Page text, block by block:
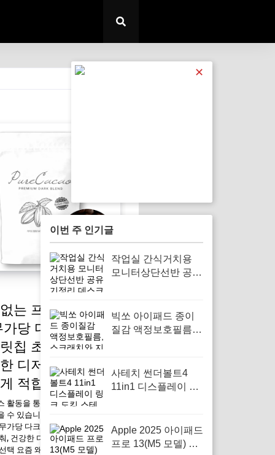
는 프리미엄 무설
당 다크 초코칩
칩 초콜릿 커버춰,
디저트를 찾는 이
적합한 선택
활동을 통해 일정액의 수수료를
수 있습니다. 팜유없는 프리미엄
가당 다크 초코칩 초콜릿칩 초콜
, 건강한 디저트를 찾는 이들에게
택 요즘 왜 필요한가 겨울이 오면
✕
이번 주 인기글
작업실 간식거치용
모니터상단선반 공유
작업 공간을 깔끔하
게 정리하고 싶은 사
빅쏘 아이패드 종이
질감 액정보호필름,
때
사테치 썬더볼트4
11in1 디스플레이 링
위한 필수 아이템
Apple 2025 아이패드
프로 13(M5 모델) 스